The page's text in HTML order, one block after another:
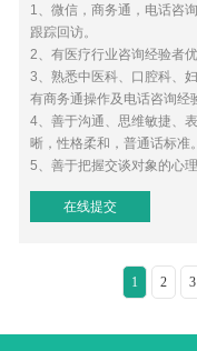
1、微信，商务通，电话咨
跟踪回访。
2、有医疗行业咨询经验者优
3、熟悉中医科、口腔科、
有商务通操作及电话咨询经
4、善于沟通、思维敏捷、
晰，性格柔和，普通话标准。
5、善于把握交谈对象的心
在线提交
1 2 3